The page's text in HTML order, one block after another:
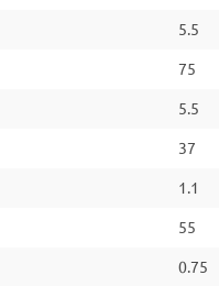
5.5
75
5.5
37
1.1
55
0.75